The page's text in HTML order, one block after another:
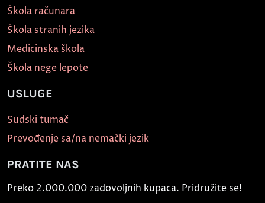
Škola računara
Škola stranih jezika
Medicinska škola
Škola nege lepote
USLUGE
Sudski tumač
Prevođenje sa/na nemački jezik
PRATITE NAS
Preko 2.000.000 zadovoljnih kupaca. Pridružite se!